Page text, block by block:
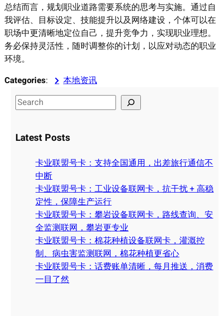
总结而言，规划职业道路需要系统的思考与实施。通过自
我评估、目标设定、技能提升以及网络建设，个体可以在
职场中更清晰地定位自己，提升竞争力，实现职业理想。
务必保持灵活性，随时调整你的计划，以应对动态的职业
环境。
Categories:
本地资讯
S
e
r
Latest Posts
卡业联盟号卡：支持全国通用，出差旅行通信不
中断
卡业联盟号卡：工业设备联网卡，抗干扰 + 高稳
定性，保障生产运行
卡业联盟号卡：攀岩设备联网卡，路线查询、安
全监测联网，攀岩更专业
卡业联盟号卡：棉花种植设备联网卡，灌溉控
制、病虫害监测联网，棉花种植更省心
卡业联盟号卡：话费账单清晰，每月推送，消费
一目了然